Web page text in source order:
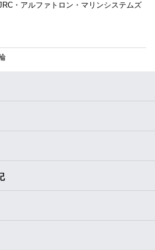
・アルファトロン・マリンシステムズ